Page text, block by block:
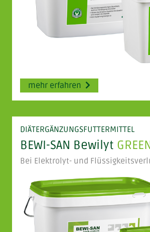
mehr erfahren
DIÄTERGÄNZUNGSFUTTERMITTEL
BEWI-SAN Bewilyt
Bei Elektrolyt- und